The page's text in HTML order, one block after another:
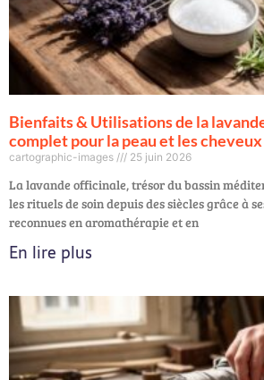
Bienfaits & Utilisations de la
complet pour la peau et les cheveux
cartographic-images 25 juin 2026
La lavande officinale, trésor du bassin
les rituels de soin depuis des siècles grâce à
reconnues en aromathérapie et en
En lire plus